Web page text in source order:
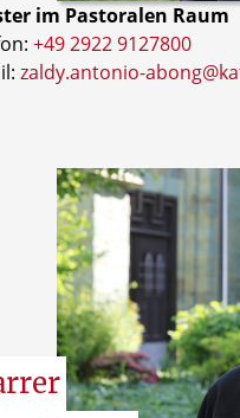
im Pastoralen Raum
+49 2922 9127800
zaldy.antonio-